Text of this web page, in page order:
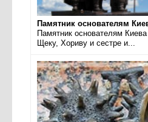
Памятник основателям
Памятник основателям
Щеку, Хориву и сестре и...